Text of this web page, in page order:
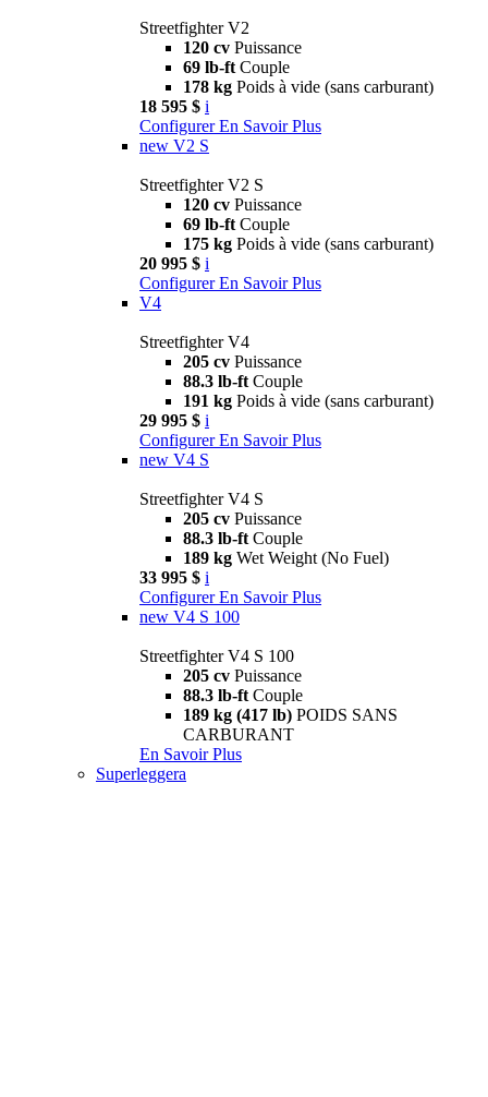
Streetfighter V2
120 cv Puissance
69 lb-ft Couple
178 kg Poids à vide (sans carburant)
18 595 $ i
Configurer En Savoir Plus
new V2 S
Streetfighter V2 S
120 cv Puissance
69 lb-ft Couple
175 kg Poids à vide (sans carburant)
20 995 $ i
Configurer En Savoir Plus
V4
Streetfighter V4
205 cv Puissance
88.3 lb-ft Couple
191 kg Poids à vide (sans carburant)
29 995 $ i
Configurer En Savoir Plus
new V4 S
Streetfighter V4 S
205 cv Puissance
88.3 lb-ft Couple
189 kg Wet Weight (No Fuel)
33 995 $ i
Configurer En Savoir Plus
new V4 S 100
Streetfighter V4 S 100
205 cv Puissance
88.3 lb-ft Couple
189 kg (417 lb) POIDS SANS
CARBURANT
En Savoir Plus
Superleggera